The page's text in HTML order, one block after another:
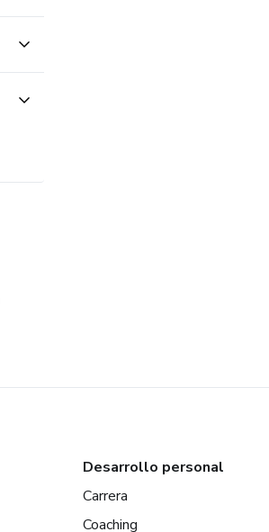
Desarrollo personal
Carrera
Coaching